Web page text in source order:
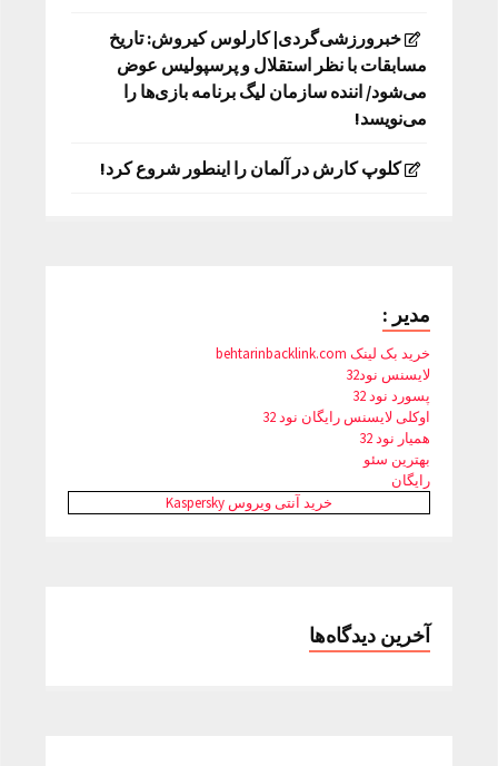
خبرورزشی‌گردی| کارلوس کیروش: تاریخ
مسابقات با نظر استقلال و پرسپولیس عوض
می‌شود/ اننده سازمان لیگ برنامه بازی‌ها را
می‌نویسد!
کلوپ کارش در آلمان را اینطور شروع کرد!
مدیر :
خرید بک لینک behtarinbacklink.com
لایسنس نود32
پسورد نود 32
اوکلی لایسنس رایگان نود 32
همیار نود 32
بهترین سئو
رایگان
خرید آنتی ویروس Kaspersky
آخرین دیدگاه‌ها